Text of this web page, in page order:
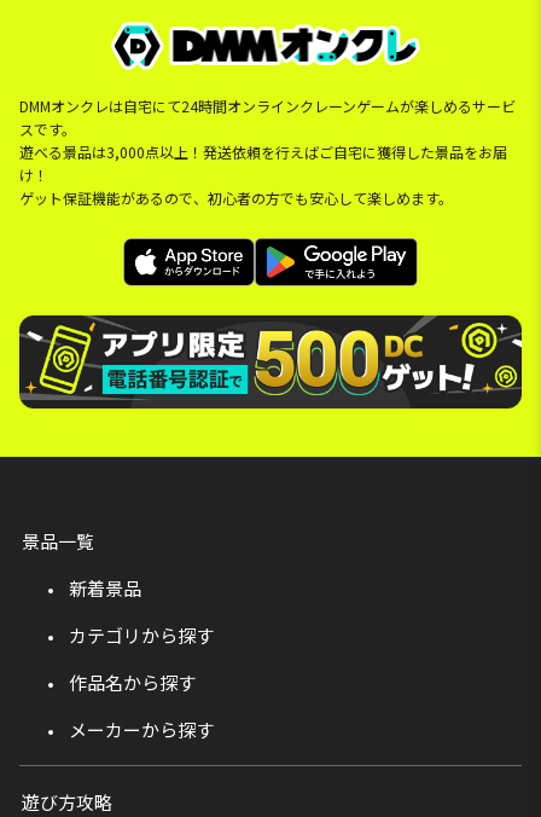
DMMオンクレは自宅にて24時間オンラインクレーンゲームが楽しめるサービ
スです。
遊べる景品は3,000点以上！発送依頼を行えばご自宅に獲得した景品をお届
け！
ゲット保証機能があるので、初心者の方でも安心して楽しめます。
景品一覧
新着景品
カテゴリから探す
作品名から探す
メーカーから探す
遊び方攻略